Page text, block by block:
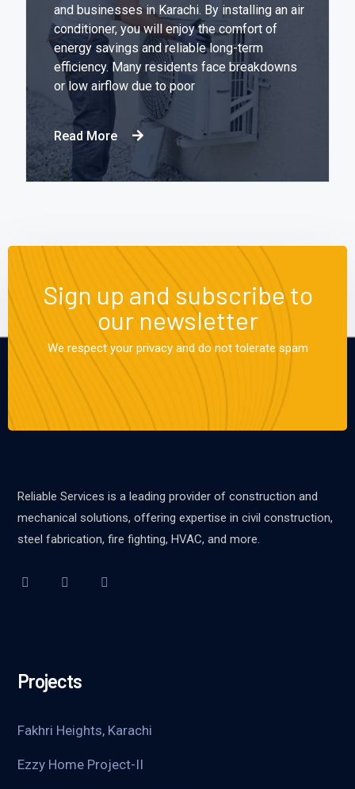
and businesses in Karachi. By installing an air
conditioner, you will enjoy the comfort of
energy savings and reliable long-term
efficiency. Many residents face breakdowns
or low airflow due to poor
Read More
Sign up and subscribe to
our newsletter
We respect your privacy and do not tolerate spam
Reliable Services is a leading provider of construction and
mechanical solutions, offering expertise in civil construction,
steel fabrication, fire fighting, HVAC, and more.
Projects
Fakhri Heights, Karachi
Ezzy Home Project-II